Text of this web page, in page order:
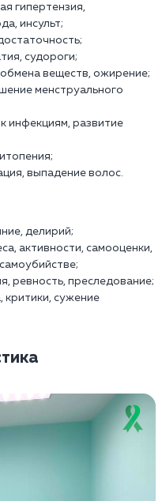
гипертензия,
инсульт;
судороги;
веществ, ожирение;
менструального
инфекциям, развитие
выпадение волос.
делирий;
активности, самооценки,
ревность, преследование;
критики, сужение